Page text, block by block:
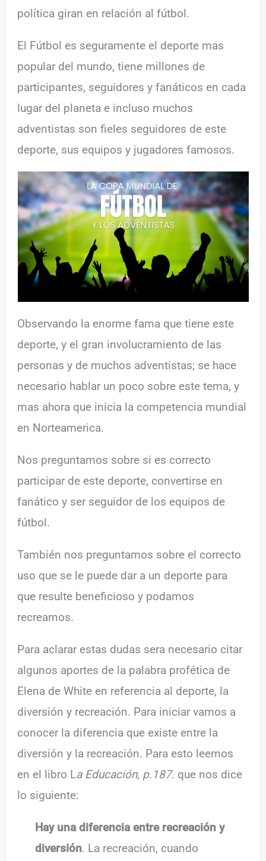
política giran en relación al fútbol.
El Fútbol es seguramente el deporte mas
popular del mundo, tiene millones de
participantes, seguidores y fanáticos en cada
lugar del planeta e incluso muchos
adventistas son fieles seguidores de este
deporte, sus equipos y jugadores famosos.
Observando la enorme fama que tiene este
deporte, y el gran involucramiento de las
personas y de muchos adventistas; se hace
necesario hablar un poco sobre este tema, y
mas ahora que inicia la competencia mundial
en Norteamerica.
Nos preguntamos sobre si es correcto
participar de este deporte, convertirse en
fanático y ser seguidor de los equipos de
fútbol.
También nos preguntamos sobre el correcto
uso que se le puede dar a un deporte para
que resulte beneficioso y podamos
recrearnos.
Para aclarar estas dudas sera necesario citar
algunos aportes de la palabra profética de
Elena de White en referencia al deporte, la
diversión y recreación. Para iniciar vamos a
conocer la diferencia que existe entre la
diversión y la recreación. Para esto leemos
en el libro La Educación, p.187. que nos dice
lo siguiente:
Hay una diferencia entre recreación y
diversión. La recreación, cuando